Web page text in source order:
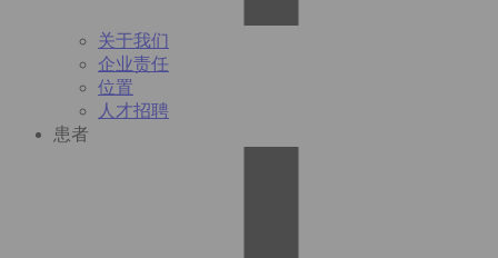
关于我们
企业责任
位置
人才招聘
患者